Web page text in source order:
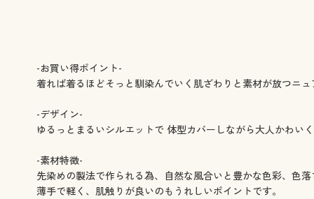
-お買い得ポイント-
着れば着るほどそっと馴染んでいく肌ざわりと素材が放つニ
-デザイン-
ゆるっとまるいシルエットで 体型カバーしながら大人かわい
-素材特徴-
先染めの製法で作られる為、自然な風合いと豊かな色彩、色
薄手で軽く、肌触りが良いのもうれしいポイントです。